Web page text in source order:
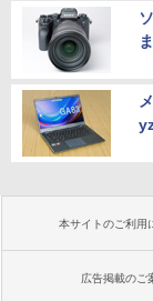
本サイトのご利用
広告掲載のご